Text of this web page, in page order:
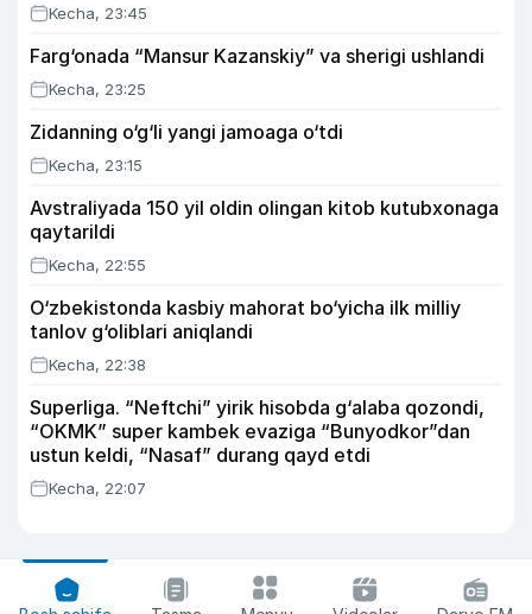
Kecha, 23:45
Farg‘onada “Mansur Kazanskiy” va sherigi ushlandi
Kecha, 23:25
Zidanning o‘g‘li yangi jamoaga o‘tdi
Kecha, 23:15
Avstraliyada 150 yil oldin olingan kitob kutubxonaga
qaytarildi
Kecha, 22:55
O‘zbekistonda kasbiy mahorat bo‘yicha ilk milliy
tanlov g‘oliblari aniqlandi
Kecha, 22:38
Superliga. “Neftchi” yirik hisobda g‘alaba qozondi,
“OKMK” super kambek evaziga “Bunyodkor”dan
ustun keldi, “Nasaf” durang qayd etdi
Kecha, 22:07